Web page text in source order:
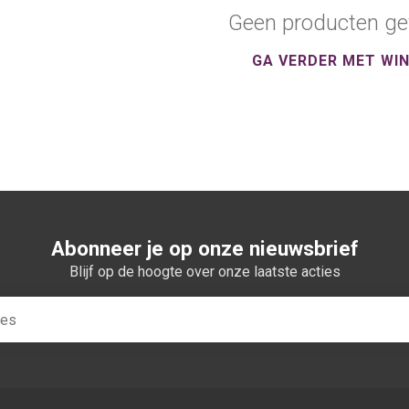
Geen producten
GA VERDER MET
Abonneer je op onze nieuwsbrief
Blijf op de hoogte over onze laatste acties